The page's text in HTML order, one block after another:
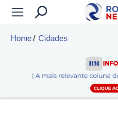
Home Cidades